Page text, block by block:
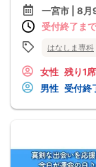
一宮市 | 8
受付終了ま
はなしま専科
女性 残り1席
男性 受付終